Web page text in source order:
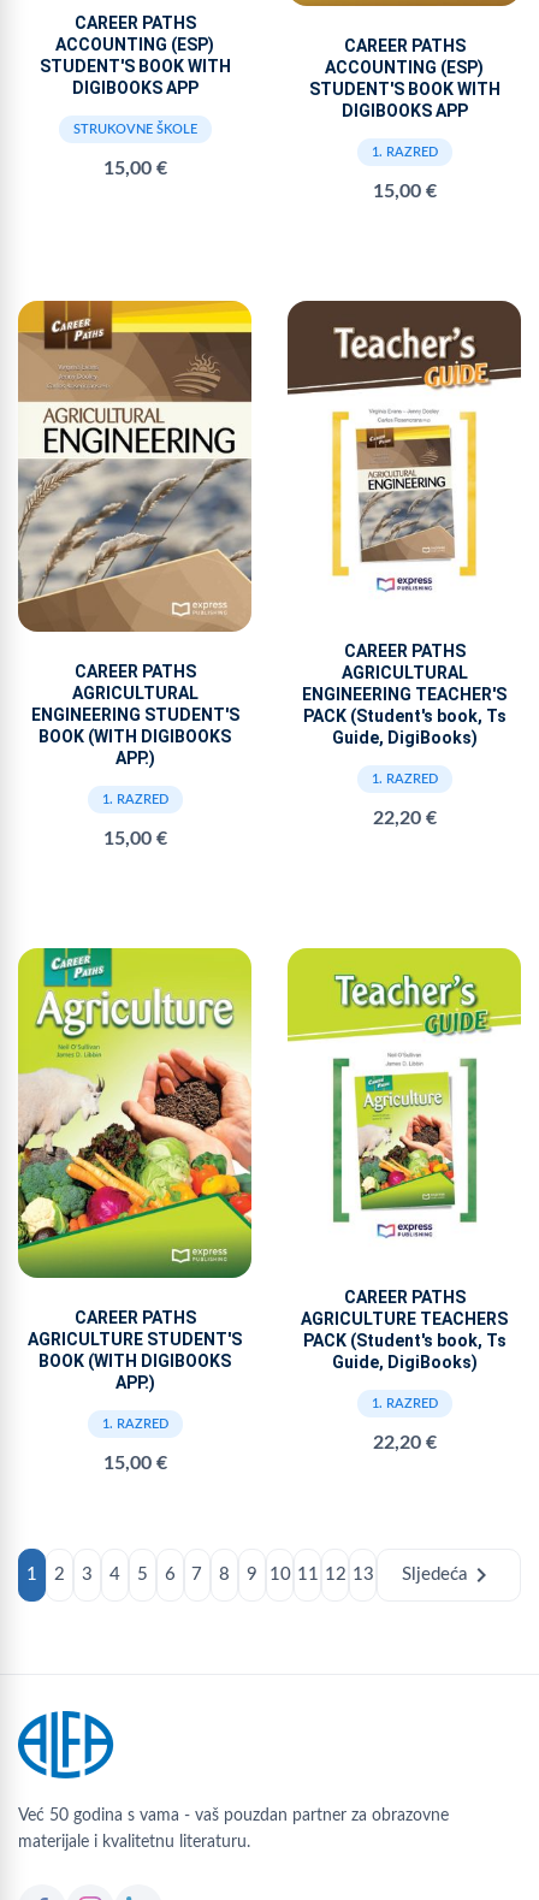
CAREER PATHS
ACCOUNTING (ESP)
STUDENT'S BOOK WITH
DIGIBOOKS APP
STRUKOVNE ŠKOLE
15,00 €
CAREER PATHS
ACCOUNTING (ESP)
STUDENT'S BOOK WITH
DIGIBOOKS APP
1. RAZRED
15,00 €
CAREER PATHS
AGRICULTURAL
ENGINEERING STUDENT'S
BOOK (WITH DIGIBOOKS
APP.)
1. RAZRED
15,00 €
CAREER PATHS
AGRICULTURAL
ENGINEERING TEACHER'S
PACK (Student's book, Ts
Guide, DigiBooks)
1. RAZRED
22,20 €
CAREER PATHS
AGRICULTURE STUDENT'S
BOOK (WITH DIGIBOOKS
APP.)
1. RAZRED
15,00 €
CAREER PATHS
AGRICULTURE TEACHERS
PACK (Student's book, Ts
Guide, DigiBooks)
1. RAZRED
22,20 €
1 2 3 4 5 6 7 8 9 10 11 12 13 Sljedećachevron_right
Već 50 godina s vama - vaš pouzdan partner za obrazovne
materijale i kvalitetnu literaturu.